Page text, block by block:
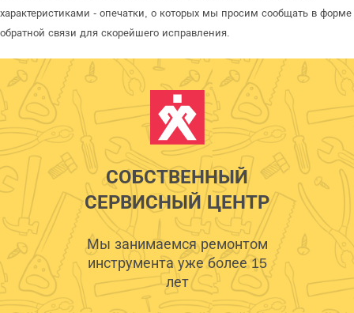
характеристиками - опечатки, о которых мы просим сообщать в форме
обратной связи для скорейшего исправления.
СОБСТВЕННЫЙ
СЕРВИСНЫЙ ЦЕНТР
Мы занимаемся ремонтом
инструмента уже более 15
лет